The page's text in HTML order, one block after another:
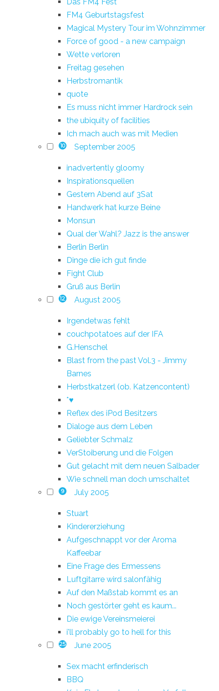
FM4 Geburtstagsfest
Magical Mystery Tour im Wohnzimmer
Force of good - a new campaign
Wette verloren
Freitag gesehen
Herbstromantik
quote
Es muss nicht immer Hardrock sein
the ubiquity of facilities
Ich mach auch was mit Medien
10 September 2005
inadvertently gloomy
Inspirationsquellen
Gestern Abend auf 3Sat
Handwerk hat kurze Beine
Monsun
Qual der Wahl? Jazz is the answer
Berlin Berlin
Dinge die ich gut finde
Fight Club
Gruß aus Berlin
12 August 2005
Irgendetwas fehlt
couchpotatoes auf der IFA
G.Henschel
Blast from the past Vol.3 - Jimmy
Barnes
Herbstkatzerl (ob. Katzencontent)
*♥
Reflex des iPod Besitzers
Dialoge aus dem Leben
Geliebter Schmalz
VerStoiberung und die Folgen
Gut gelacht mit dem neuen Salbader
Wie schnell man doch umschaltet
9 July 2005
Stuart
Kindererziehung
Aufgeschnappt vor der Aroma
Kaffeebar
Eine Frage des Ermessens
Luftgitarre wird salonfähig
Auf den Maßstab kommt es an
Noch gestörter geht es kaum...
Die ewige Vereinsmeierei
i'll probably go to hell for this
25 June 2005
Sex macht erfinderisch
BBQ